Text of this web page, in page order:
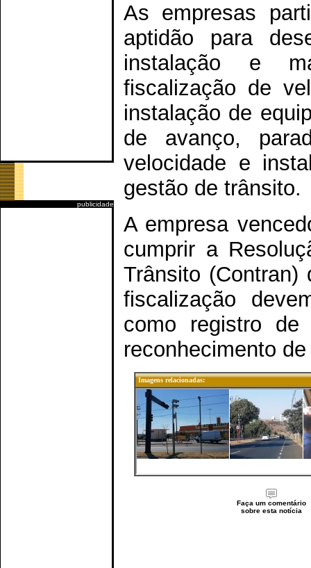
publicidade
As empresas
aptidão para
instalação e
fiscalização de
instalação de
de avanço,
velocidade e
gestão de trânsito.
A empresa
cumprir a
Trânsito
fiscalização
como registro
reconhecimento
Imagens relacionadas:
Faça um comentário
sobre esta notícia